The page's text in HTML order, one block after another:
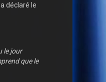
déclaré le
le jour
que le